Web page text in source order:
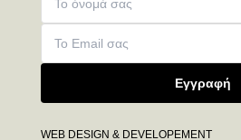
Εγγραφή
WEB DESIGN & DEVELOPEMENT